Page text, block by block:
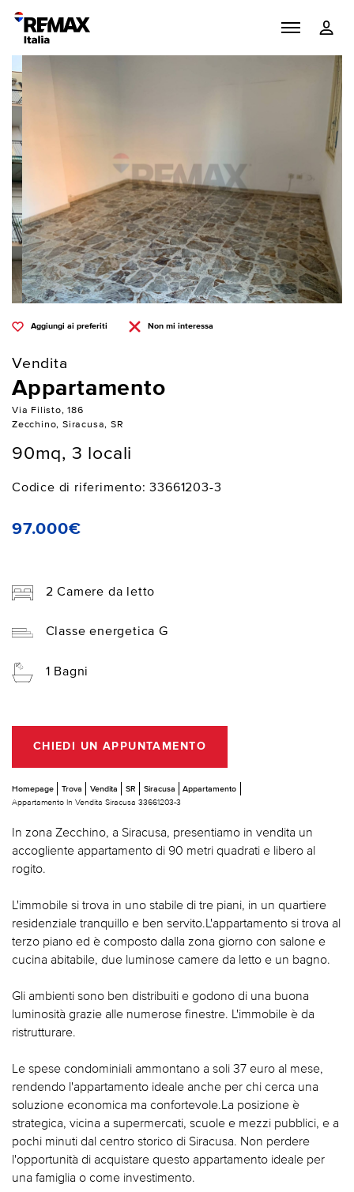
Aggiungi ai preferiti Non mi interessa
Vendita
Appartamento
Via Filisto, 186
Zecchino, Siracusa, SR
90mq, 3 locali
Codice di riferimento: 33661203-3
97.000€
2 Camere da letto
Classe energetica G
1 Bagni
CHIEDI UN APPUNTAMENTO
Homepage Trova Vendita SR Siracusa
Appartamento
Appartamento In Vendita Siracusa 33661203-3
In zona Zecchino, a Siracusa, presentiamo in vendita un
accogliente appartamento di 90 metri quadrati e libero al
rogito.
L'immobile si trova in uno stabile di tre piani, in un quartiere
residenziale tranquillo e ben servito.L'appartamento si trova al
terzo piano ed è composto dalla zona giorno con salone e
cucina abitabile, due luminose camere da letto e un bagno.
Gli ambienti sono ben distribuiti e godono di una buona
luminosità grazie alle numerose finestre. L'immobile è da
ristrutturare.
Le spese condominiali ammontano a soli 37 euro al mese,
rendendo l'appartamento ideale anche per chi cerca una
soluzione economica ma confortevole.La posizione è
strategica, vicina a supermercati, scuole e mezzi pubblici, e a
pochi minuti dal centro storico di Siracusa. Non perdere
l'opportunità di acquistare questo appartamento ideale per
una famiglia o come investimento.